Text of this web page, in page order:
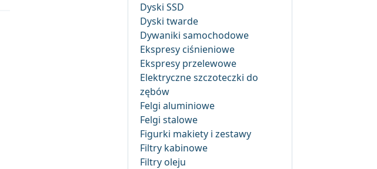
Dyski SSD
Dyski twarde
Dywaniki samochodowe
Ekspresy ciśnieniowe
Ekspresy przelewowe
Elektryczne szczoteczki do
zębów
Felgi aluminiowe
Felgi stalowe
Figurki makiety i zestawy
Filtry kabinowe
Filtry oleju